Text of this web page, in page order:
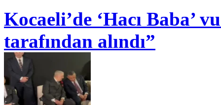
Kocaeli’de ‘Hacı Baba’
tarafından alındı”